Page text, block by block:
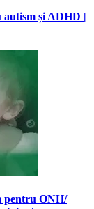
autism și ADHD |
pentru ONH/